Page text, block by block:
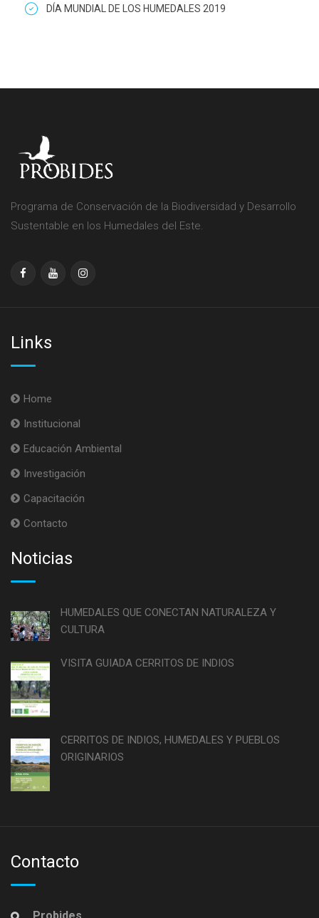
DÍA MUNDIAL DE LOS HUMEDALES 2019
Programa de Conservación de la Biodiversidad y Desarrollo
Sustentable en los Humedales del Este.
Links
Home
Institucional
Educación Ambiental
Investigación
Capacitación
Contacto
Noticias
HUMEDALES QUE CONECTAN NATURALEZA Y
CULTURA
VISITA GUIADA CERRITOS DE INDIOS
CERRITOS DE INDIOS, HUMEDALES Y PUEBLOS
ORIGINARIOS
Contacto